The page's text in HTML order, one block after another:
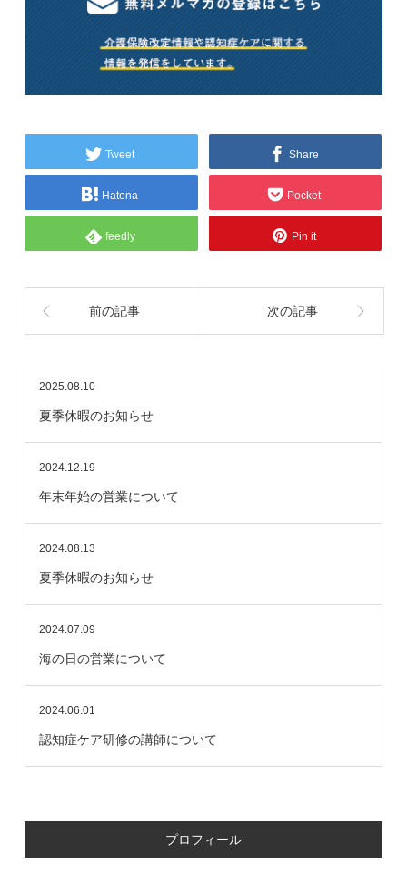
Tweet Share
Hatena Pocket
feedly Pin it
前の記事 次の記事
2025.08.10
夏季休暇のお知らせ
2024.12.19
年末年始の営業について
2024.08.13
夏季休暇のお知らせ
2024.07.09
海の日の営業について
2024.06.01
認知症ケア研修の講師について
プロフィール